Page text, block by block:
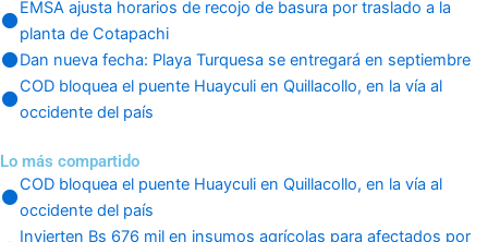
EMSA ajusta horarios de recojo de basura por traslado a la
planta de Cotapachi
Dan nueva fecha: Playa Turquesa se entregará en septiembre
COD bloquea el puente Huayculi en Quillacollo, en la vía al
occidente del país
Lo más compartido
COD bloquea el puente Huayculi en Quillacollo, en la vía al
occidente del país
Invierten Bs 676 mil en insumos agrícolas para afectados por